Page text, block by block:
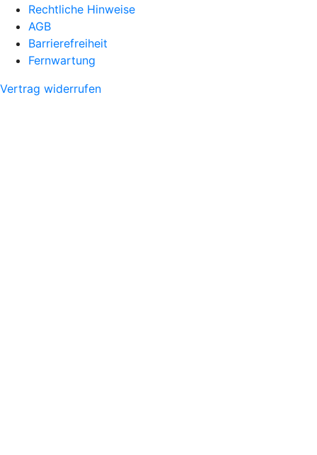
Rechtliche Hinweise
AGB
Barrierefreiheit
Fernwartung
Vertrag widerrufen